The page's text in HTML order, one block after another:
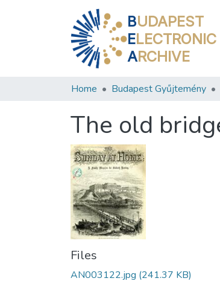
BUDAPEST
ELECTRONIC
ARCHIVE
Home Budapest Gyűjtemény
The old
Files
AN003122.jpg (241.37 KB)